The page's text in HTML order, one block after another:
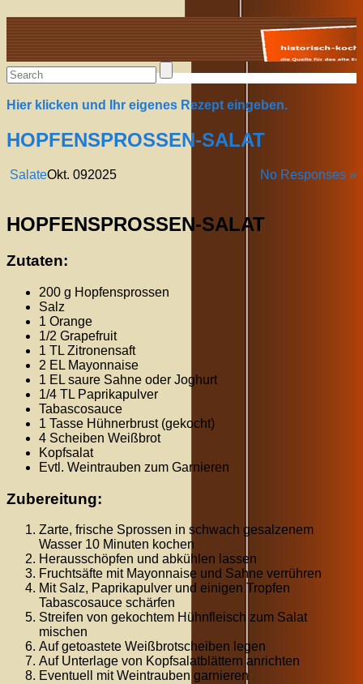
Alte Rezepte online
Hier klicken und Ihr eigenes Rezept eingeben.
HOPFENSPROSSEN-SALAT
Salate No Responses »
Okt. 092025
HOPFENSPROSSEN-SALAT
Zutaten:
200 g Hopfensprossen
Salz
1 Orange
1/2 Grapefruit
1 TL Zitronensaft
2 EL Mayonnaise
1 EL saure Sahne oder Joghurt
1/4 TL Paprikapulver
Tabascosauce
1 Tasse Hühnerbrust (gekocht)
4 Scheiben Weißbrot
Kopfsalat
Evtl. Weintrauben zum Garnieren
Zubereitung:
Zarte, frische Sprossen in schwach gesalzenem
Wasser 10 Minuten kochen
Herausschöpfen und abkühlen lassen
Fruchtsäfte mit Mayonnaise und Sahne verrühren
Mit Salz, Paprikapulver und einigen Tropfen
Tabascosauce schärfen
Streifen von gekochtem Hühnfleisch zum Salat
mischen
Auf getoastete Weißbrotscheiben legen
Auf Unterlage von Kopfsalatblättern anrichten
Eventuell mit Weintrauben garnieren